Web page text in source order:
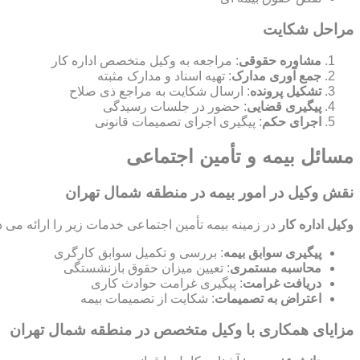
مراحل شکایت
مشاوره حقوقی: مراجعه به وکیل متخصص اداره کار
جمع آوری مدارک: تهیه اسناد و مدارک مثبته
تشکیل پرونده: ارسال شکایت به مراجع ذی صلاح
پیگیری قضایی: حضور در جلسات رسیدگی
اجرای حکم: پیگیری اجرای تصمیمات قانونی
مسائل بیمه و تأمین اجتماعی
نقش وکیل در امور بیمه در منطقه شمال تهران
وکیل اداره کار در زمینه بیمه تأمین اجتماعی خدمات زیر را ارائه می
پیگیری سوابق بیمه: بررسی و تکمیل سوابق کارگری
محاسبه مستمری: تعیین میزان حقوق بازنشستگی
دریافت غرامت: پیگیری غرامت حوادث کاری
اعتراض به تصمیمات: شکایت از تصمیمات بیمه
مزایای همکاری با وکیل متخصص در منطقه شمال تهران